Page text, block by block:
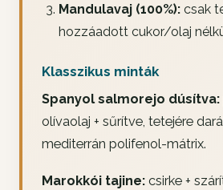
Mandulavaj (100%):csak
hozzáadott cukor/olaj
Klasszikus minták
Spanyol salmorejo dúsítva:
olívaolaj + sűrítve, tetejére
mediterrán polifenol-mátrix.
Marokkói tajine: csirke +